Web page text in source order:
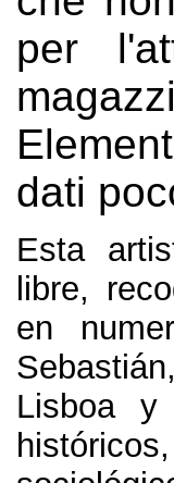
per
dati
Esta
libre,
en
Lisboa y